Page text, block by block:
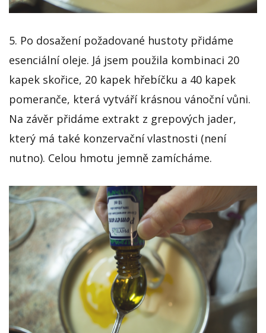
5. Po dosažení požadované hustoty přidáme
esenciální oleje. Já jsem použila kombinaci 20
kapek skořice, 20 kapek hřebíčku a 40 kapek
pomeranče, která vytváří krásnou vánoční vůni.
Na závěr přidáme extrakt z grepových jader,
který má také konzervační vlastnosti (není
nutno). Celou hmotu jemně zamícháme.